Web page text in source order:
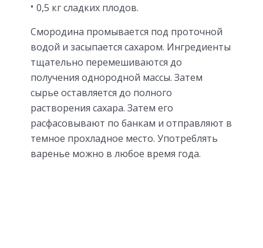
0,5 кг сладких плодов.
Смородина промывается под проточной
водой и засыпается сахаром. Ингредиенты
тщательно перемешиваются до
получения однородной массы. Затем
сырье оставляется до полного
растворения сахара. Затем его
расфасовывают по банкам и отправляют в
темное прохладное место. Употреблять
варенье можно в любое время года.